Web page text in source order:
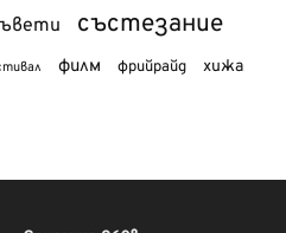
състезание
филм фрийрайд хижа